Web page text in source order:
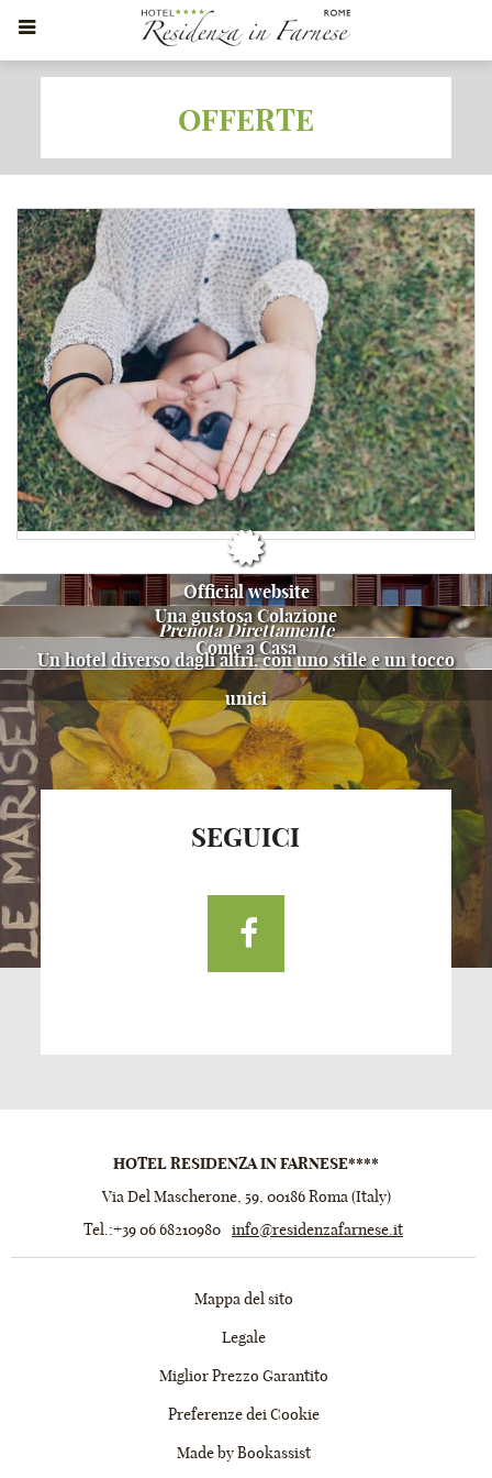
OFFERTE
OFFERTA PER SOGGIORNI 4 NOTTI
Soggiorna almeno 4 Notti e Risparmi il 25%
Ottieni uno sconto immediato del 25%
per soggiorni di 4 notti e
oltre presso il nostro hotel.
PRENOTA
Official website
Prenota Direttamente
Una gustosa Colazione
Come a Casa
Un hotel diverso dagli altri, con uno stile e un tocco
unici
SEGUICI
Facebook
HOTEL RESIDENZA IN FARNESE****
Via Del Mascherone, 59, 00186Roma(Italy)
Tel.:+39 06 68210980 info@residenzafarnese.it
Mappa del sito
Legale
Miglior Prezzo Garantito
Preferenze dei Cookie
Made by Bookassist